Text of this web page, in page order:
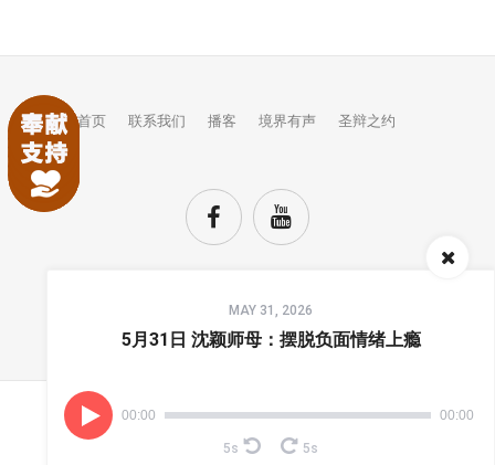
MAY 31, 2026
5月31日 沈颖师母：摆脱负面情绪上瘾
00:00 00:00
5s 5s
首页 联系我们 播客 境界有声 圣辩之约
TOP